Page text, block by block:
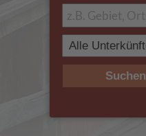
Suchen